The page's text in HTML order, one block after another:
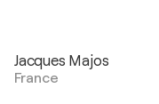
Jacques Majos
France